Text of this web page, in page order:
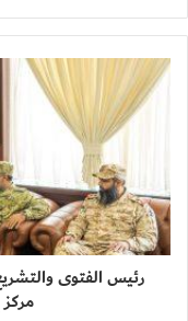
رئيس الفتوى